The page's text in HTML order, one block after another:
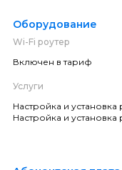
Оборудование
Wi-Fi роутер
Включен в тариф
Услуги
Настройка и установка
Настройка и установка